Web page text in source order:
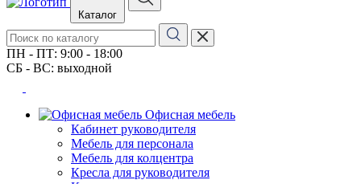
Каталог
ПН - ПТ: 9:00 - 18:00
СБ - ВС: выходной
Офисная мебель
Кабинет руководителя
Мебель для персонала
Мебель для колцентра
Кресла для руководителя